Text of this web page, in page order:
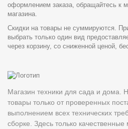
оформлением заказа, обращайтесь к
магазина.
Скидки на товары не суммируются.
выбрать только один вид
через корзину, со сниженной ценой,
Магазин техники для сада и дома.
товары только от проверенных
выполнением всех технических
сборке. Здесь только